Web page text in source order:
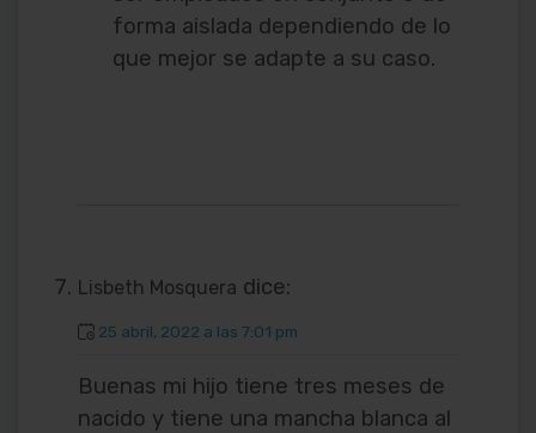
forma aislada dependiendo de lo
que mejor se adapte a su caso.
Lisbeth Mosquera dice:
25 abril, 2022 a las 7:01 pm
Buenas mi hijo tiene tres meses de
nacido y tiene una mancha blanca al